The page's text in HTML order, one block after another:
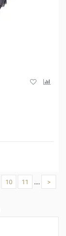
10 11 ....
>